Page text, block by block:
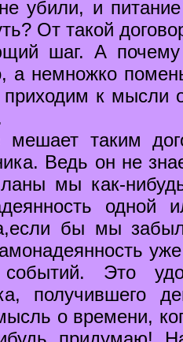
убили, и
От такой
шаг. А почему
а немножко
к мысли
таким
Ведь он не
мы как-
одной
бы мы
Это
получившего
о времени,